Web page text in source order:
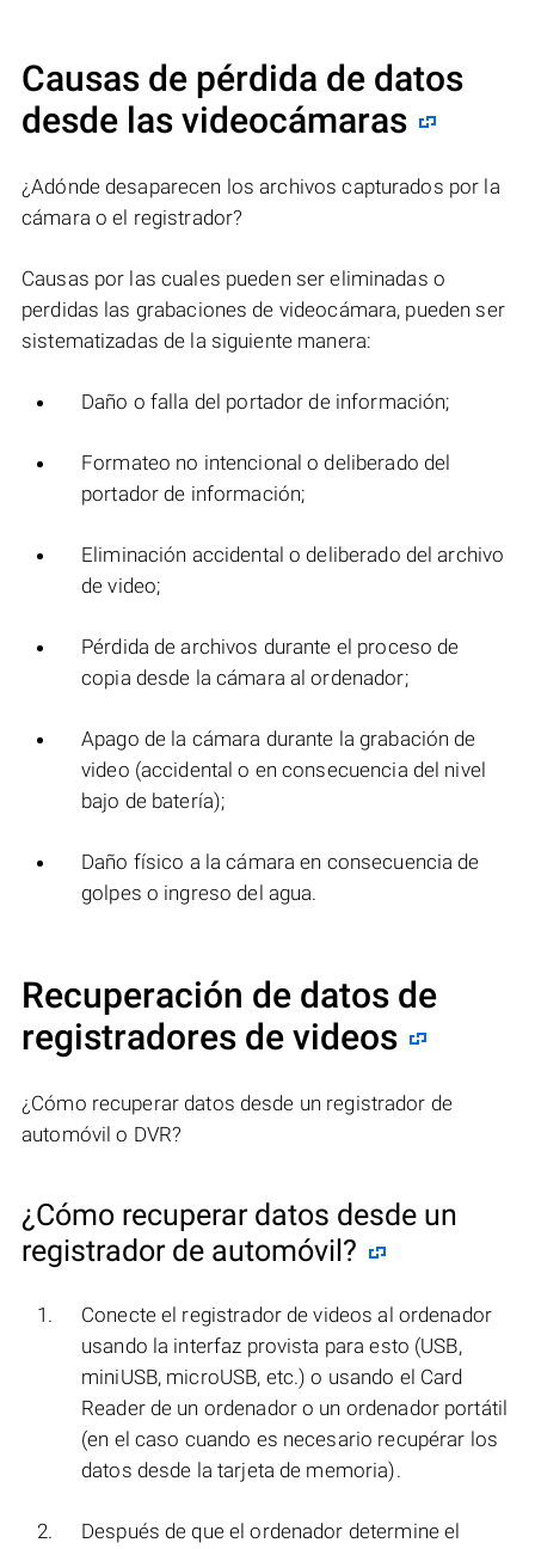
Causas de pérdida de datos
desde las videocámaras
¿Adónde desaparecen los archivos capturados por la
cámara o el registrador?
Causas por las cuales pueden ser eliminadas o
perdidas las grabaciones de videocámara, pueden ser
sistematizadas de la siguiente manera:
Daño o falla del portador de información;
Formateo no intencional o deliberado del
portador de información;
Eliminación accidental o deliberado del archivo
de video;
Pérdida de archivos durante el proceso de
copia desde la cámara al ordenador;
Apago de la cámara durante la grabación de
video (accidental o en consecuencia del nivel
bajo de batería);
Daño físico a la cámara en consecuencia de
golpes o ingreso del agua.
Recuperación de datos de
registradores de videos
¿Cómo recuperar datos desde un registrador de
automóvil o DVR?
¿Cómo recuperar datos desde un
registrador de automóvil?
Conecte el registrador de videos al ordenador
usando la interfaz provista para esto (USB,
miniUSB, microUSB, etc.) o usando el Card
Reader de un ordenador o un ordenador portátil
(en el caso cuando es necesario recupérar los
datos desde la tarjeta de memoria).
Después de que el ordenador determine el